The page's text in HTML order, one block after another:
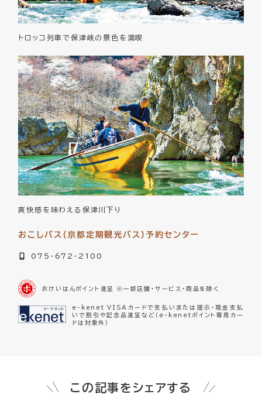
トロッコ列車で保津峡の景色を満喫
爽快感を味わえる保津川下り
おこしバス（京都定期観光バス）予約センター
075-672-2100
おけいはんポイント進呈 ※一部店舗・サービス・商品を除く
e-kenet VISAカードで支払いまたは提示・現金支払
いで割引や記念品進呈など（e-kenetポイント専用カー
ドは対象外）
この記事をシェアする